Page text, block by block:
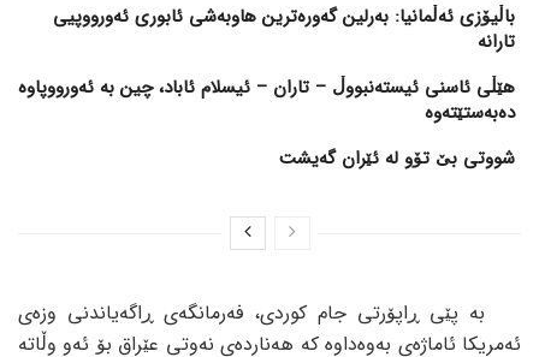
باڵیۆزی ئەڵمانیا: بەرلین گەورەترین هاوبەشی ئابوری ئەورووپیی
تارانە
هێڵی ئاسنی ئیستەنبووڵ – تاران – ئیسلام ئاباد، چین بە ئەورووپاوە
دەبەستێتەوە
شووتی بێ تۆو لە ئێران گەیشت
بە پێی ڕاپۆرتی جام کوردی، فەرمانگەی ڕاگەیاندنی وزەی
ئەمریکا ئاماژەی بەوەداوە کە هەناردەی نەوتی عێراق بۆ ئەو وڵاتە